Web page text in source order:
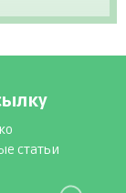
статьи